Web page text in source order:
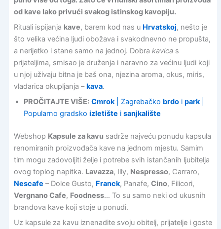
od kave lako privući svakog istinskog kavopiju.
Rituali ispijanja kave, barem kod nas u Hrvatskoj, nešto je
što velika većina ljudi obožava i svakodnevno ne propušta,
a nerijetko i stane samo na jednoj. Dobra kavicas
prijateljima, smisao je druženja i naravno za većinu ljudi koji
u njoj uživaju bitna je baš ona, njezina aroma, okus, miris,
vladarica okupljanja –kava.
PROČITAJTE VIŠE: Cmrok| Zagrebačko brdoi park|
Popularno gradsko izletište i sanjkalište
Webshop Kapsule za kavu sadrže najveću ponudu kapsula
renomiranih proizvođača kave na jednom mjestu. Samim
tim mogu zadovoljiti želje i potrebe svih istančanih ljubitelja
ovog toplog napitka. Lavazza, Illy, Nespresso, Carraro,
Nescafe – Dolce Gusto, Franck, Panafe, Cino, Filicori,
Vergnano Cafe, Foodness… To su samo neki od ukusnih
brandova kave koji stoje u ponudi.
Uz kapsule za kavu iznenadite svoju obitelj, prijatelje i goste